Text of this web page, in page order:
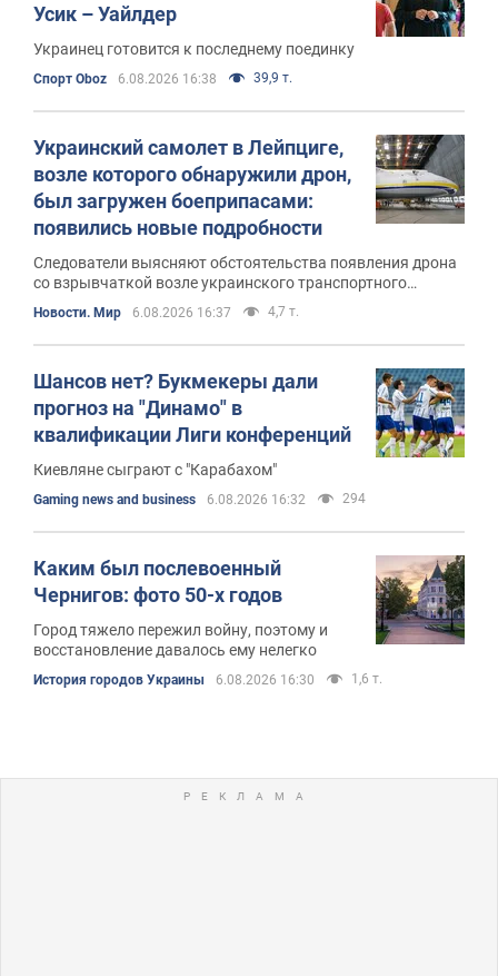
Усик – Уайлдер
Украинец готовится к последнему поединку
Спорт Oboz 6.08.2026 16:38 39,9 т.
Украинский самолет в Лейпциге,
возле которого обнаружили дрон,
был загружен боеприпасами:
появились новые подробности
Следователи выясняют обстоятельства появления дрона
со взрывчаткой возле украинского транспортного
Новости. Мир 6.08.2026 16:37 4,7 т.
Шансов нет? Букмекеры дали
прогноз на "Динамо" в
квалификации Лиги конференций
Киевляне сыграют с "Карабахом"
Gaming news and business 6.08.2026 16:32 294
Каким был послевоенный
Чернигов: фото 50-х годов
Город тяжело пережил войну, поэтому и
восстановление давалось ему нелегко
История городов Украины 6.08.2026 16:30 1,6 т.